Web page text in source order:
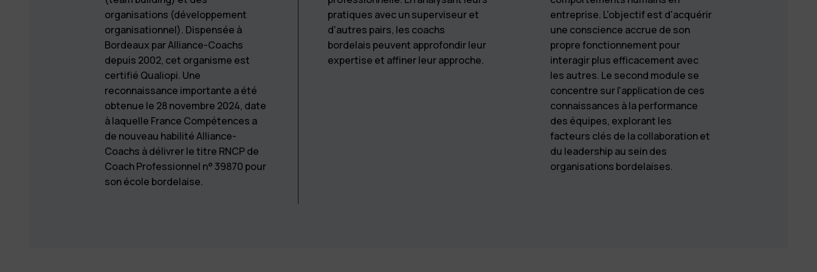
Être titulaire d’un diplôme de niveau Bac+2 (ou équivalent reconnu)
Justifier d’au moins 3 années d’expérience professionnelle
Présenter un projet cohérent avec le métier de coach professionnel
d’organisation.
formation complète et humaine
organisations (développement
organisationnel). Dispensée à
Bordeaux par Alliance-Coachs
depuis 2002, cet organisme est
certifié Qualiopi. Une
reconnaissance importante a été
obtenue le 28 novembre 2024, date
à laquelle France Compétences a
de nouveau habilité Alliance-
Coachs à délivrer le titre RNCP de
Coach Professionnel n° 39870 pour
son école bordelaise.
pratiques avec un superviseur et
d'autres pairs, les coachs
bordelais peuvent approfondir leur
expertise et affiner leur approche.
entreprise. L'objectif est d'acquérir
une conscience accrue de son
propre fonctionnement pour
interagir plus efficacement avec
les autres. Le second module se
concentre sur l'application de ces
connaissances à la performance
des équipes, explorant les
facteurs clés de la collaboration et
du leadership au sein des
organisations bordelaises.